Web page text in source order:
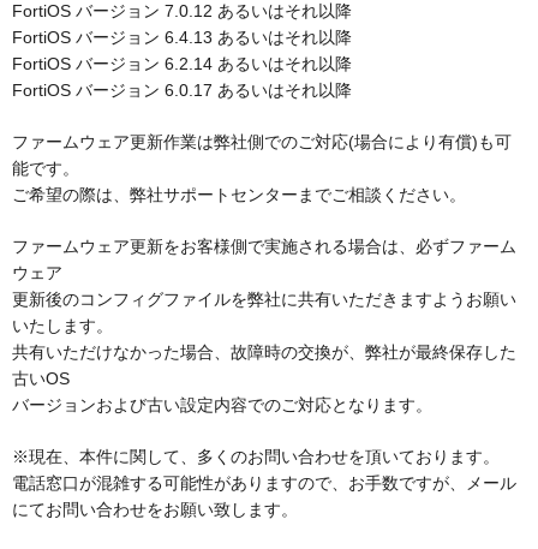
FortiOS バージョン 7.0.12 あるいはそれ以降
FortiOS バージョン 6.4.13 あるいはそれ以降
FortiOS バージョン 6.2.14 あるいはそれ以降
FortiOS バージョン 6.0.17 あるいはそれ以降
ファームウェア更新作業は弊社側でのご対応(場合により有償)も可
能です。
ご希望の際は、弊社サポートセンターまでご相談ください。
ファームウェア更新をお客様側で実施される場合は、必ずファーム
ウェア
更新後のコンフィグファイルを弊社に共有いただきますようお願い
いたします。
共有いただけなかった場合、故障時の交換が、弊社が最終保存した
古いOS
バージョンおよび古い設定内容でのご対応となります。
※現在、本件に関して、多くのお問い合わせを頂いております。
電話窓口が混雑する可能性がありますので、お手数ですが、メール
にてお問い合わせをお願い致します。